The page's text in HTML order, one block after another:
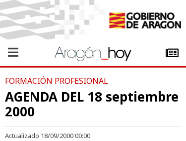
FORMACIÓN PROFESIONAL
AGENDA DEL 18 septiembre
2000
Actualizado 18/09/2000 00:00